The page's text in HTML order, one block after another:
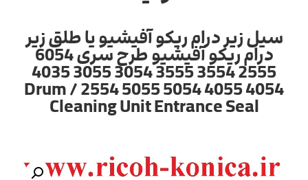
سیل زیر درام ریکو آفیشیو یا طلق زیر
درام ریکو آفیشیو طرح سری 6054
2555 3554 3555 3054 3055 4035
4054 4055 5054 5055 2554 / Drum
Cleaning Unit Entrance Seal